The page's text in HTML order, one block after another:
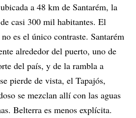
a 48 km de Santarém, la
casi 300 mil habitantes. El
es el único contraste. Santarém
alrededor del puerto, uno de
del país, y de la rambla a
pierde de vista, el Tapajós,
se mezclan allí con las aguas
Belterra es menos explícita.